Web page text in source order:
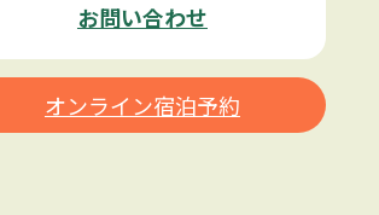
お問い合わせ
オンライン宿泊予約